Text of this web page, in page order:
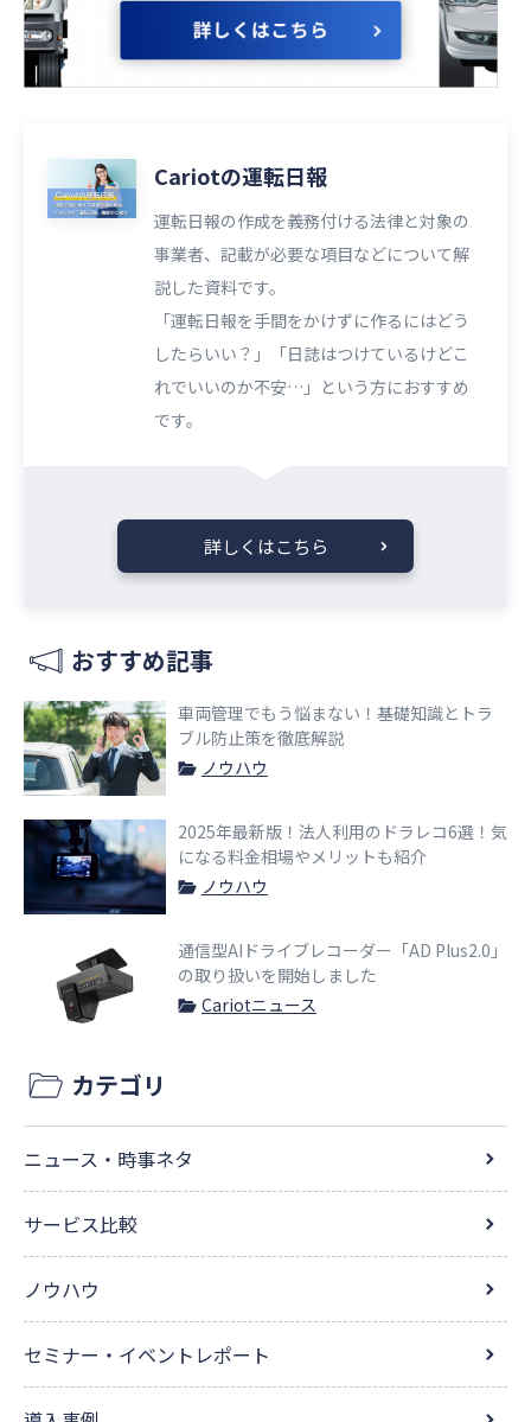
Cariotの運転日報
運転日報の作成を義務付ける法律と対象の
事業者、記載が必要な項目などについて解
説した資料です。
「運転日報を手間をかけずに作るにはどう
したらいい？」「日誌はつけているけどこ
れでいいのか不安…」という方におすすめ
です。
詳しくはこちら
おすすめ記事
車両管理でもう悩まない！基礎知識とトラ
ブル防止策を徹底解説
ノウハウ
2025年最新版！法人利用のドラレコ6選！気
になる料金相場やメリットも紹介
ノウハウ
通信型AIドライブレコーダー「AD Plus2.0」
の取り扱いを開始しました
Cariotニュース
カテゴリ
ニュース・時事ネタ
サービス比較
ノウハウ
セミナー・イベントレポート